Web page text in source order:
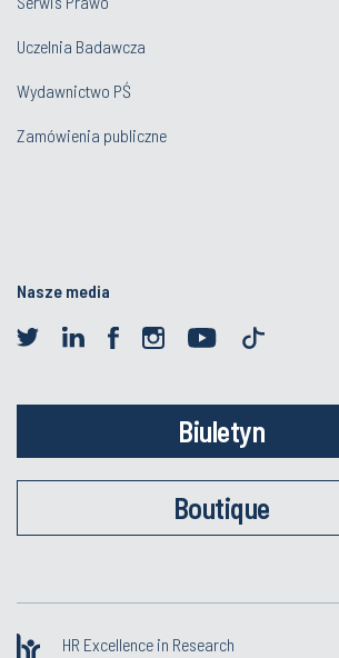
Uczelnia Badawcza
Wydawnictwo PŚ
Zamówienia publiczne
Nasze media
Biuletyn
Boutique
HR Excellence in Research